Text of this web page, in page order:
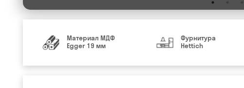
Материал МДФ
Egger 19 мм
Фурнитура
Hettich